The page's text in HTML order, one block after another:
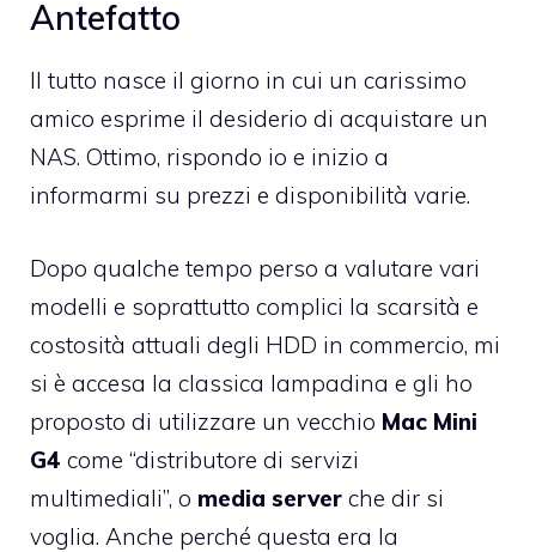
Antefatto
Il tutto nasce il giorno in cui un carissimo
amico esprime il desiderio di acquistare un
NAS. Ottimo, rispondo io e inizio a
informarmi su prezzi e disponibilità varie.
Dopo qualche tempo perso a valutare vari
modelli e soprattutto complici la scarsità e
costosità attuali degli HDD in commercio, mi
si è accesa la classica lampadina e gli ho
proposto di utilizzare un vecchio Mac Mini
G4 come “distributore di servizi
multimediali”, o media server che dir si
voglia. Anche perché questa era la